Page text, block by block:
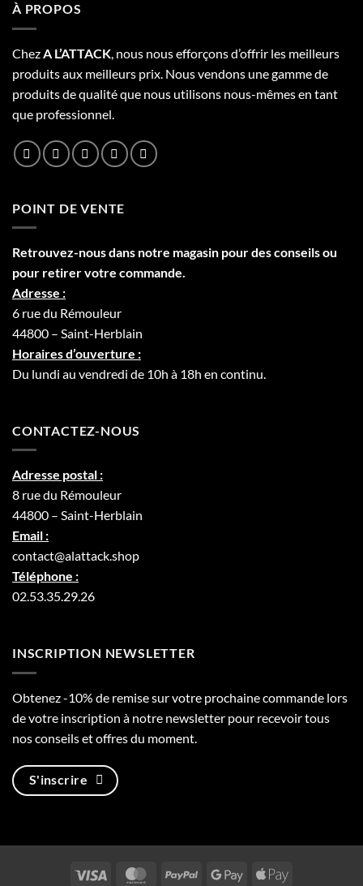
À PROPOS
Chez A L’ATTACK , nous nous efforçons d’offrir les meilleurs
produits aux meilleurs prix. Nous vendons une gamme de
produits de qualité que nous utilisons nous-mêmes en tant
que professionnel.
POINT DE VENTE
Retrouvez-nous dans notre magasin pour des conseils ou
pour retirer votre commande.
Adresse :
6 rue du Rémouleur
44800 – Saint-Herblain
Horaires d’ouverture :
Du lundi au vendredi de 10h à 18h en continu.
CONTACTEZ-NOUS
Adresse postal :
8 rue du Rémouleur
44800 – Saint-Herblain
Email :
contact@alattack.shop
Téléphone :
02.53.35.29.26
INSCRIPTION NEWSLETTER
Obtenez -10% de remise sur votre prochaine commande lors
de votre inscription à notre newsletter pour recevoir tous
nos conseils et offres du moment.
S'inscrire
Visa MasterCardPayPal
Google
Apple